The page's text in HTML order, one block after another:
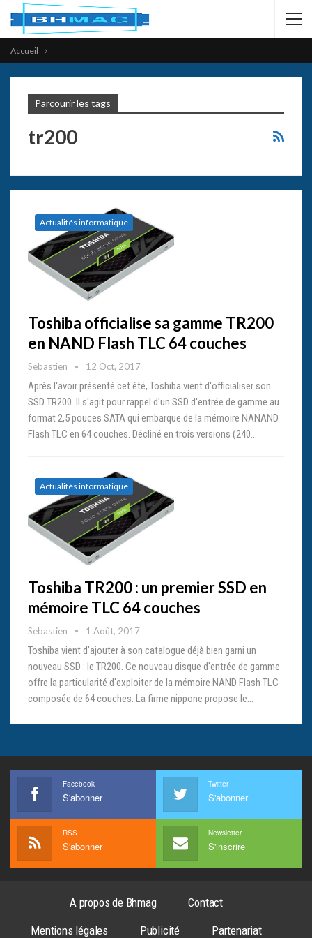
Accueil
Parcourir les tags
tr200
Actualités informatique
Toshiba officialise sa gamme TR200
en NAND Flash TLC 64 couches
Sebastien 12 Oct, 2017
Après l'avoir présenté cet été, Toshiba vient d'officialiser son
SSD TR200. Il s'agit pour rappel d'un SSD d'entrée de gamme au
format 2,5 pouces SATA qui embarque de la mémoire NANAND
Flash TLC en 64 couches. Décliné en trois versions (240…
Actualités informatique
Toshiba TR200 : un premier SSD en
mémoire TLC 64 couches
Sebastien 1 Août, 2017
Toshiba vient d'ajouter à son catalogue déjà bien garni un
nouveau SSD : le TR200. Ce nouveau disque d'entrée de gamme
offre la particularité d'exploiter de la mémoire NAND Flash TLC
composée de 64 couches. La firme nippone propose le…
Facebook
S'abonner
Twitter
S'abonner
RSS
S'abonner
Newsletter
S'inscrire
A propos de Bhmag
Contact
Mentions légales
Publicité Partenariat